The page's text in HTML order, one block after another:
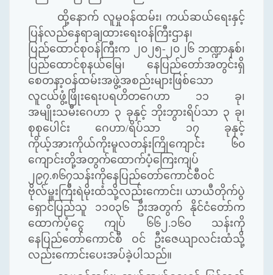
ထို့နောက် လူမှုဝန်ထမ်း၊ ကယ်ဆယ်ရေးနှင့်
ပြန်လည်နေရာချထားရေးဝန်ကြီးဌာန၊
ပြည်ထောင်စုဝန်ကြီးက ၂၀၂၅-၂၀၂၆ ဘဏ္ဍာနှစ်၊
ပြည်ထောင်စုနယ်မြေ၊ နေပြည်တော်အတွင်းရှိ
စေတနာ့ဝန်ထမ်းအဖွဲ့အစည်းများဖြစ်သော
လူငယ်ဖွံ့ဖြိုးရေးပရဟိတဂေဟာ ၁၁ ခု၊
အမျိုးသမီးဂေဟာ ၃ ခုနှင့် ဘိုးဘွားရိပ်သာ ၃ ခု၊
စုစုပေါင်း ဂေဟာ/ရိပ်သာ ၁၇ ခုနှင့်
ကိုယ့်အားကိုယ်ကိုးမူလတန်းကြိုကျောင်း ၆၀
ကျောင်းတို့အတွက်ထောက်ပံ့ကြေးကျပ်
၂၉၇.၈၆၇သန်းကိုနေပြည်တော်ကောင်စီဝင်
ဗိုလ်မှူးကြီးရဲမိုးထံသို့လည်းကောင်း၊ ယာယီတိုက်ပွဲ
ရှောင်ပြည်သူ ၁၁၀၃၆ ဦးအတွက် နိုင်ငံတော်က
ထောက်ပံ့ငွေ ကျပ် ၆၆၂.၁၆၀ သန်းကို
နေပြည်တော်ကောင်စီ ဝင် ဦးဇေယျာလင်းထံသို့
လည်းကောင်းပေးအပ်ခဲ့ပါသည်။